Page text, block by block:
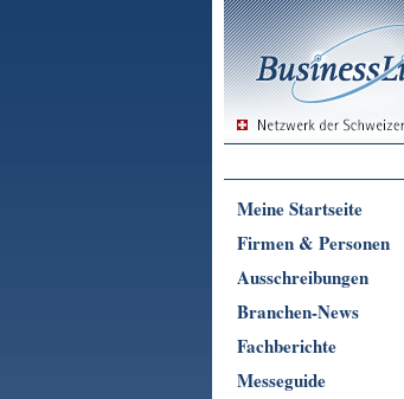
Meine Startseite
Firmen & Personen
Ausschreibungen
Branchen-News
Fachberichte
Messeguide